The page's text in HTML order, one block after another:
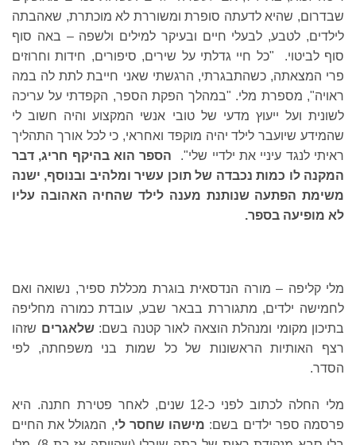
שבדרום, שהיא לדעתה סופרת ומשוררת לא מוכתרת, שאהבתה
לילדים, לטבע, לבעלי חיים ובעיקר למילים ולשפה – באה סוף
סוף לביטוי. "כל חיי גדלתי על שירים, סיפורים, חידות וחרוזים
פרי המצאתה, כשהתבגרתי, הרגשתי שאני חייבת לתת לה במה
ראויה", מספרת מלי. "במהלך הפקת הספר, הקפדתי על עריכה
לשונית ועל ייעוץ מדעי של טובי אנשי המקצוע והיה חשוב לי
שהמידע שיועבר לילד יהיה מוקפד ואחראי, כי לכל אורך התהליך
ראיתי לנגד עיניי את ילדיי שלי". הספר הוא בהיקף חריג, דבר
המקנה לו כמות נכבדה של תוכן עשיר ומלהיב ובנוסף, ישנה
משימת הפתעה שנותנת מענה לילד שהחיה האהובה עליו
לא מופיעה בספר.
מלי קליפה – מורה הנדסאית בוגרת מכללת ספיר, נשואה ואם
לחמישה ילדים, מתגוררת בבאר שבע, עובדת כמורה מחליפה
בתיכון מקומי ומנהלת הוצאה לאור קטנה בשם:שלאגרים שזהו
רצף האותיות הראשונות של כל שמות בני משפחתה, לפי
הסדר.
מלי החלה לכתוב לפני כ-12 שנים, לאחר פטירת חתנה. היא
פרסמה ספר ילדים בשם: מישהו שחסר לי, המגולל את החיים